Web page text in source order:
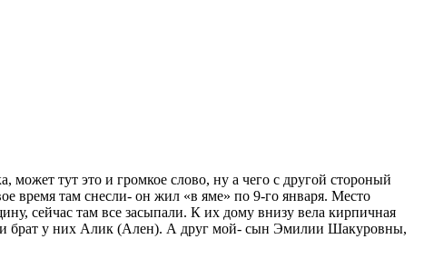
тут это и громкое слово, ну а чего с другой стороный
время там снесли- он жил «в яме» по 9-го января. Место
сейчас там все засыпали. К их дому внизу вела кирпичная
брат у них Алик (Ален). А друг мой- сын Эмилии Шакуровны,